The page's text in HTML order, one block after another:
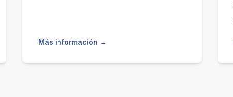
Más información →